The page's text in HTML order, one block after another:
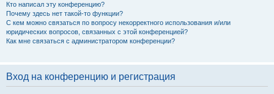
Кто написал эту конференцию?
Почему здесь нет такой-то функции?
С кем можно связаться по вопросу некорректного использования и/или
юридических вопросов, связанных с этой конференцией?
Как мне связаться с администратором конференции?
Вход на конференцию и регистрация